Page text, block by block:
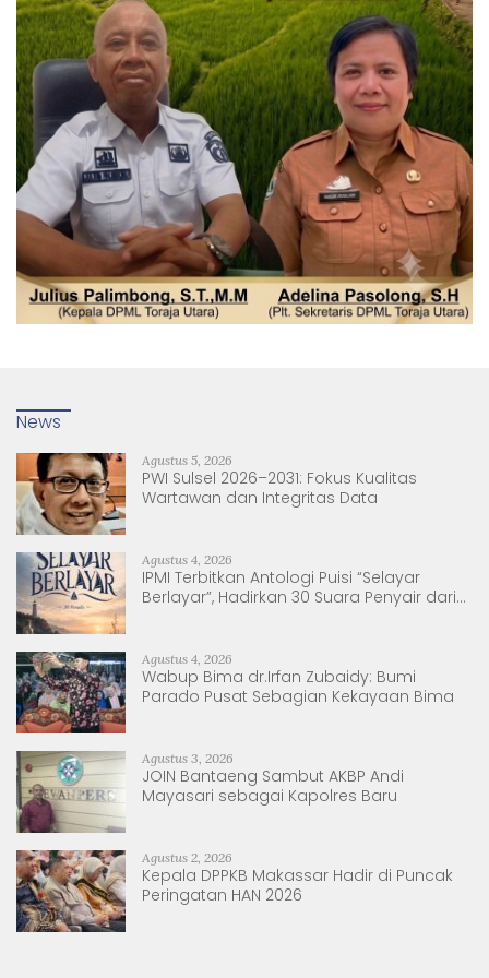
News
Agustus 5, 2026
PWI Sulsel 2026–2031: Fokus Kualitas
Wartawan dan Integritas Data
Agustus 4, 2026
IPMI Terbitkan Antologi Puisi “Selayar
Berlayar”, Hadirkan 30 Suara Penyair dari
Agustus 4, 2026
Wabup Bima dr.Irfan Zubaidy: Bumi
Parado Pusat Sebagian Kekayaan Bima
Agustus 3, 2026
JOIN Bantaeng Sambut AKBP Andi
Mayasari sebagai Kapolres Baru
Agustus 2, 2026
Kepala DPPKB Makassar Hadir di Puncak
Peringatan HAN 2026